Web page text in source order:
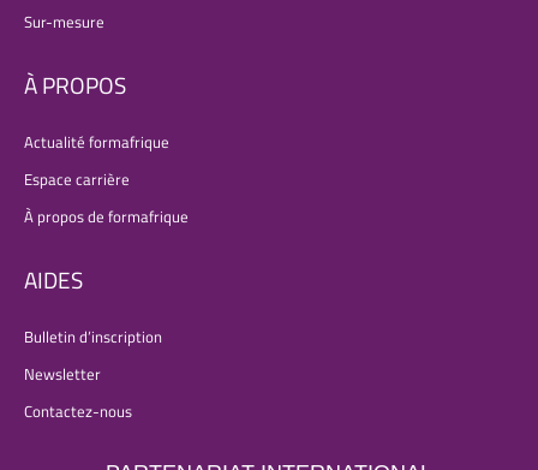
Sur-mesure
À PROPOS
Actualité formafrique
Espace carrière
À propos de formafrique
AIDES
Bulletin d’inscription
Newsletter
Contactez-nous